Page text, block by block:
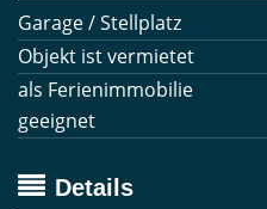
Garage / Stellplatz
Objekt ist vermietet
als Ferienimmobilie
geeignet
Details